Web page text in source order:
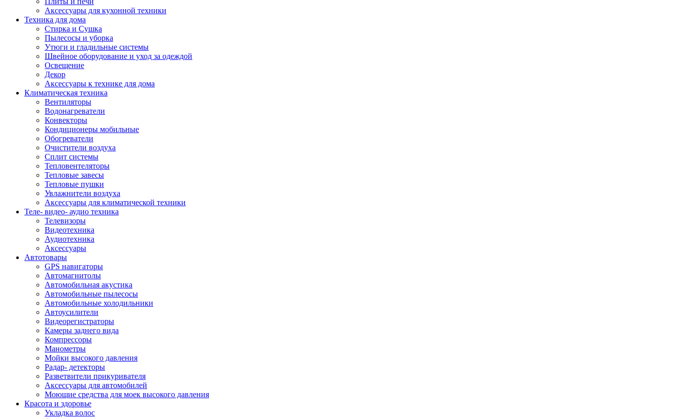
Аксессуары для кухонной техники
Техника для дома
Стирка и Сушка
Пылесосы и уборка
Утюги и гладильные системы
Швейное оборудование и уход за одеждой
Освещение
Декор
Аксессуары к технике для дома
Климатическая техника
Вентиляторы
Водонагреватели
Конвекторы
Кондиционеры мобильные
Обогреватели
Очистители воздуха
Сплит системы
Тепловентеляторы
Тепловые завесы
Тепловые пушки
Увлажнители воздуха
Аксессуары для климатической техники
Теле- видео- аудио техника
Телевизоры
Видеотехника
Аудиотехника
Аксессуары
Автотовары
GPS навигаторы
Автомагнитолы
Автомобильная акустика
Автомобильные пылесосы
Автомобильные холодильники
Автоусилители
Видеорегистраторы
Камеры заднего вида
Компрессоры
Манометры
Мойки высокого давления
Радар- детекторы
Разветвители прикуривателя
Аксессуары для автомобилей
Моющие средства для моек высокого давления
Красота и здоровье
Укладка волос